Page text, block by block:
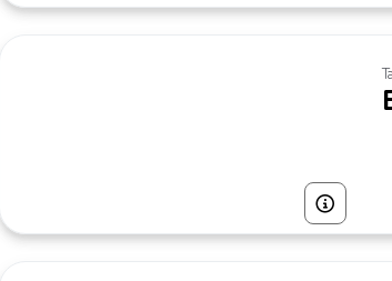
Bild von ©